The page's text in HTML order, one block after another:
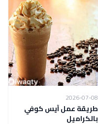
2026-07-08
طريقة عمل آيس كوفي
بالكراميل